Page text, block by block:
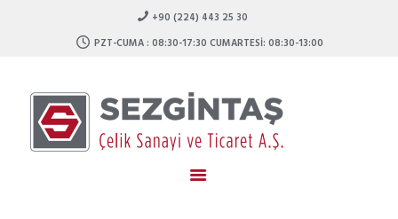
+90 (224) 443 25 30
PZT-CUMA : 08:30-17:30 CUMARTESI: 08:30-13:00
KURUMSAL
ÜRÜNLERIMIZ
TEKNIK BILGILER